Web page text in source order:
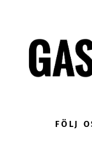
FÖLJ